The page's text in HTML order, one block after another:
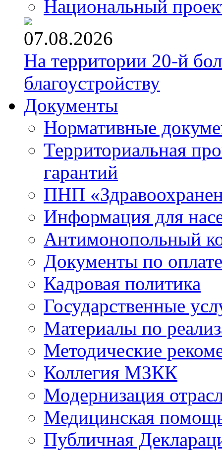
Национальный
07.08.2026
На территории 20-й
благоустройству
Документы
Нормативные
Территориальная
гарантий
ПНП
Информация для
Антимонопольный
Документы по
Кадровая политика
Государственные
Материалы по
Методические
Коллегия МЗКК
Модернизация
Медицинская
Публичная